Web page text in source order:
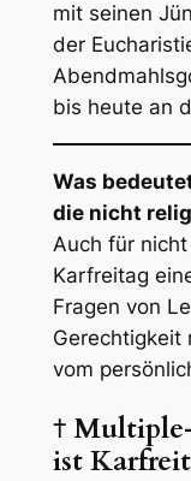
mit seinen
der
bis heute an
Was
die nicht
Auch für
Karfreitag
Fragen von
Gerechtigkeit
vom
✝️
ist